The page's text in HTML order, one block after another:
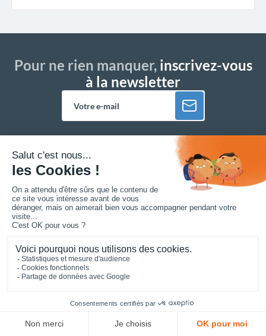
bancs intégrés ou tabourets
table forestière rectangulaire
avec banc est le modèle le
plus connu de table de pique-nique en bois. Alliant tradition
et authenticité, elle s’intègre parfaitement dans les forêts ou
parcs naturels.
tables de pique-nique
moment convivial. Afin de faciliter l’assise, vous pourrez opter
pour des modèles de tables de pique-nique en bois avec
tabourets.
Table de pique-nique bois avec
piètement en acier
Cofradis a sélectionné pour vous des tables de pique-nique
en bois avecpiètement acier, qui apporte une touche de
modernité dans les parcs publics.
De plus, l’association du bois est de l’acier permet d’avoir un
pour les collectivités souhaitant aménager des zones